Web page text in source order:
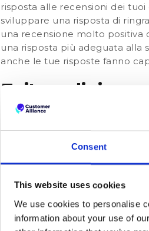
Consent
This website uses cookies
We use cookies to personalise
information about your use of
risposta alle recensioni dei
sviluppare una risposta di
una recensione molto positiva
una risposta più adeguata alla
anche le tue risposte fanno
Evitare di
Esistono delle occasioni in
efficace e soprattutto gratuito.
risposta per elencare alcuni
non traspaiono direttamente
questa situazione il nostro
cui compare la suddetta